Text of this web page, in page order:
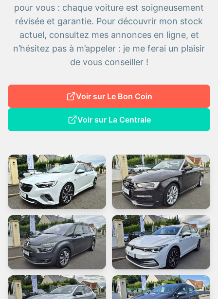
pour vous : chaque voiture est soigneusement
révisée et garantie. Pour découvrir mon stock
actuel, consultez mes annonces en ligne, et
n’hésitez pas à m’appeler : je me ferai un plaisir
de vous conseiller !
Voir sur Le Bon Coin
Voir sur La Centrale